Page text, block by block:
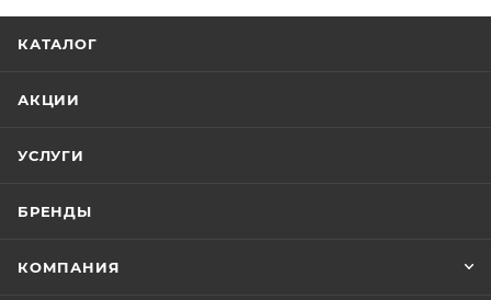
КАТАЛОГ
АКЦИИ
УСЛУГИ
БРЕНДЫ
КОМПАНИЯ